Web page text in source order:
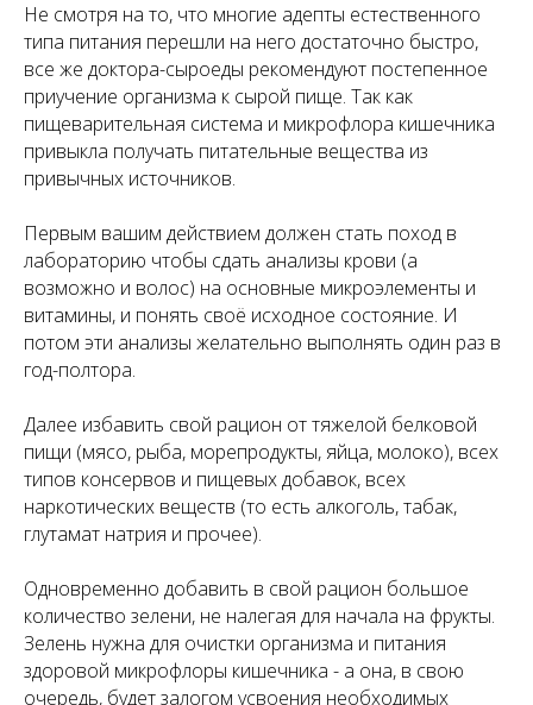
Не смотря на то, что многие адепты естественного
типа питания перешли на него достаточно быстро,
все же доктора-сыроеды рекомендуют постепенное
приучение организма к сырой пище. Так как
пищеварительная система и микрофлора кишечника
привыкла получать питательные вещества из
привычных источников.
Первым вашим действием должен стать поход в
лабораторию чтобы сдать анализы крови (а
возможно и волос) на основные микроэлементы и
витамины, и понять своё исходное состояние. И
потом эти анализы желательно выполнять один раз в
год-полтора.
Далее избавить свой рацион от тяжелой белковой
пищи (мясо, рыба, морепродукты, яйца, молоко), всех
типов консервов и пищевых добавок, всех
наркотических веществ (то есть алкоголь, табак,
глутамат натрия и прочее).
Одновременно добавить в свой рацион большое
количество зелени, не налегая для начала на фрукты.
Зелень нужна для очистки организма и питания
здоровой микрофлоры кишечника - а она, в свою
очередь, будет залогом усвоения необходимых